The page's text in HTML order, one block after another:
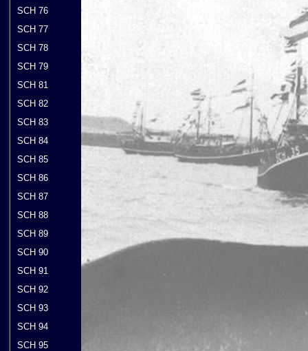
SCH 76
SCH 77
SCH 78
SCH 79
SCH 81
SCH 82
SCH 83
SCH 84
SCH 85
SCH 86
SCH 87
SCH 88
SCH 89
SCH 90
SCH 91
SCH 92
SCH 93
SCH 94
SCH 95